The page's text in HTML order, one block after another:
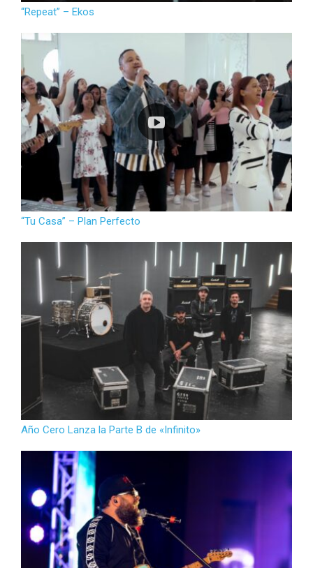
“Repeat” – Ekos
“Tu Casa” – Plan Perfecto
Año Cero Lanza la Parte B de «Infinito»